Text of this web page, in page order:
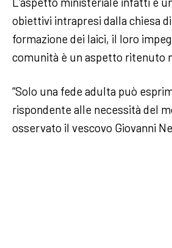
obiettivi intrapresi dalla chiesa
formazione dei laici, il loro
comunità è un aspetto ritenuto
“Solo una fede adulta può
rispondente alle necessità del
osservato il vescovo Giovanni